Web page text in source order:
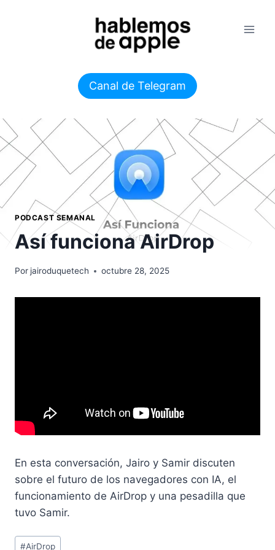
Canal de Telegram
PODCAST SEMANAL
Así funciona AirDrop
Por jairoduquetech octubre 28, 2025
En esta conversación, Jairo y Samir discuten
sobre el futuro de los navegadores con IA, el
funcionamiento de AirDrop y una pesadilla que
tuvo Samir.
Etiquetas
#AirDrop